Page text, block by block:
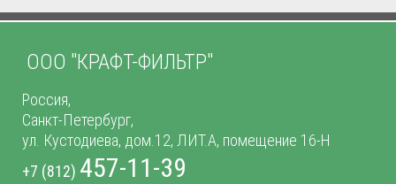
ООО "КРАФТ-ФИЛЬТР"
Россия,
Санкт-Петербург,
ул. Кустодиева, дом.12, ЛИТ.А, помещение 16-Н
+7 (812) 457-11-39